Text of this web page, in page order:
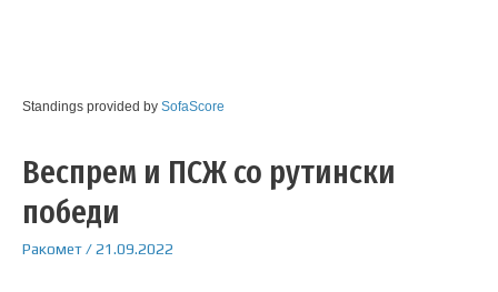
Standings provided by SofaScore
Веспрем и ПСЖ со рутински
победи
Ракомет/21.09.2022